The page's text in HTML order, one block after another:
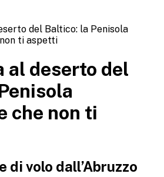
del Baltico: la Penisola
ti aspetti
al deserto del
che non ti
di volo dall’Abruzzo